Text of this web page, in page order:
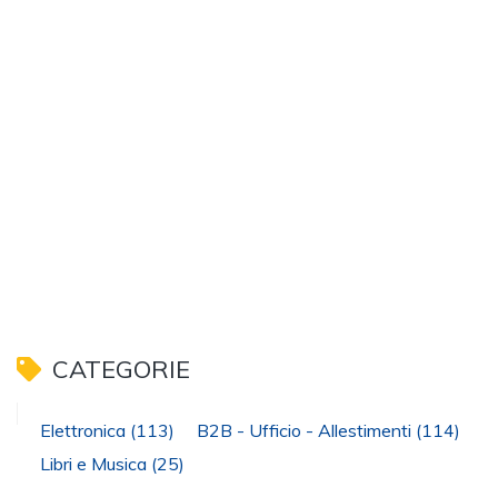
CATEGORIE
Elettronica (113) B2B - Ufficio - Allestimenti (114)
Libri e Musica (25)